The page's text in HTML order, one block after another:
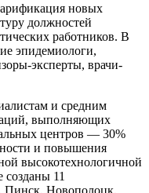
новых
должностей
работников. В
эпидемиологи,
эксперты, врачи-
и средним
выполняющих
центров — 30%
и повышения
высокотехнологичной
11
Пинск, Новополоцк,